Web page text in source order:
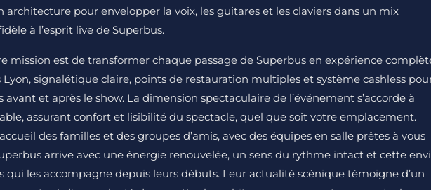
architecture pour envelopper la voix, les guitares et les claviers dans un mix
à l’esprit live de Superbus.
mission est de transformer chaque passage de Superbus en expérience
signalétique claire, points de restauration multiples et système cashless
et après le show. La dimension spectaculaire de l’événement s’accorde à
assurant confort et lisibilité du spectacle, quel que soit votre emplacement.
des familles et des groupes d’amis, avec des équipes en salle prêtes à vous
arrive avec une énergie renouvelée, un sens du rythme intact et cette
qui les accompagne depuis leurs débuts. Leur actualité scénique témoigne d’un